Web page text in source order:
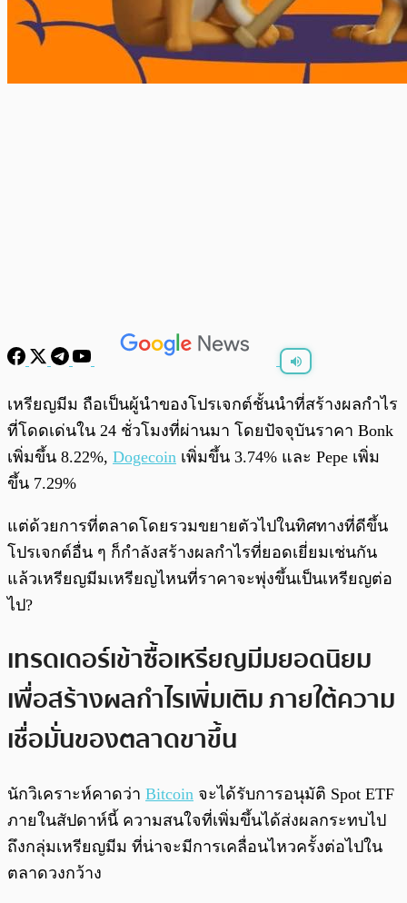
พร้อมเล่น 0:00
เหรียญมีม ถือเป็นผู้นำของโปรเจกต์ชั้นนำที่สร้างผลกำไร
ที่โดดเด่นใน 24 ชั่วโมงที่ผ่านมา โดยปัจจุบันราคา Bonk
เพิ่มขึ้น 8.22%, Dogecoin เพิ่มขึ้น 3.74% และ Pepe เพิ่ม
ขึ้น 7.29%
แต่ด้วยการที่ตลาดโดยรวมขยายตัวไปในทิศทางที่ดีขึ้น
โปรเจกต์อื่น ๆ ก็กำลังสร้างผลกำไรที่ยอดเยี่ยมเช่นกัน
แล้วเหรียญมีมเหรียญไหนที่ราคาจะพุ่งขึ้นเป็นเหรียญต่อ
ไป?
เทรดเดอร์เข้าซื้อเหรียญมีมยอดนิยม
เพื่อสร้างผลกำไรเพิ่มเติม ภายใต้ความ
เชื่อมั่นของตลาดขาขึ้น
นักวิเคราะห์คาดว่า Bitcoin จะได้รับการอนุมัติ Spot ETF
ภายในสัปดาห์นี้ ความสนใจที่เพิ่มขึ้นได้ส่งผลกระทบไป
ถึงกลุ่มเหรียญมีม ที่น่าจะมีการเคลื่อนไหวครั้งต่อไปใน
ตลาดวงกว้าง